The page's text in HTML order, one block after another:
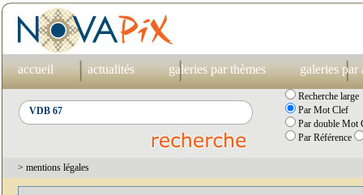
accueil actualités galeries par thèmes galeries par
Recherche large
Par Mot Clef
Par double Mot
Par Référence
> mentions légales